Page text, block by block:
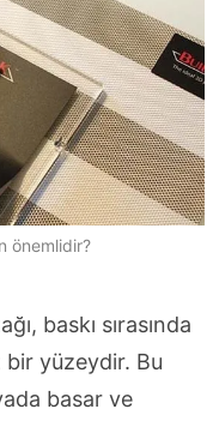
önemlidir?
baskı sırasında
bir yüzeydir. Bu
basar ve